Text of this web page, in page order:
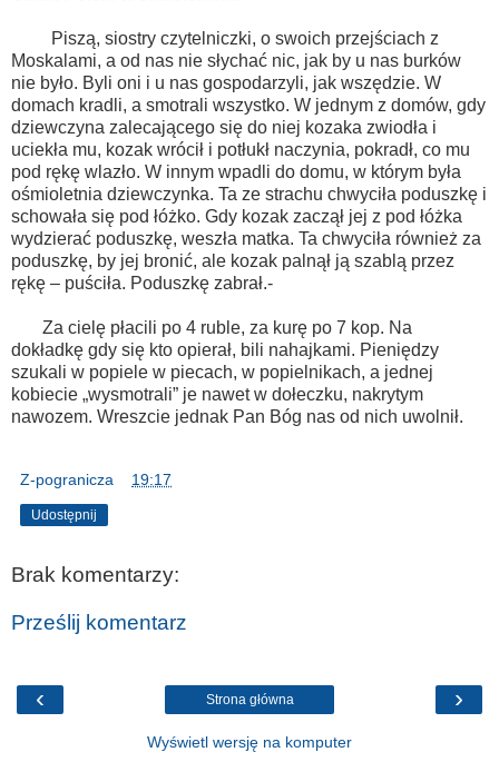
Piszą, siostry czytelniczki, o swoich przejściach z
Moskalami, a od nas nie słychać nic, jak by u nas burków
nie było. Byli oni i u nas gospodarzyli, jak wszędzie. W
domach kradli, a smotrali wszystko. W jednym z domów, gdy
dziewczyna zalecającego się do niej kozaka zwiodła i
uciekła mu, kozak wrócił i potłukł naczynia, pokradł, co mu
pod rękę wlazło. W innym wpadli do domu, w którym była
ośmioletnia dziewczynka. Ta ze strachu chwyciła poduszkę i
schowała się pod łóżko. Gdy kozak zaczął jej z pod łóżka
wydzierać poduszkę, weszła matka. Ta chwyciła również za
poduszkę, by jej bronić, ale kozak palnął ją szablą przez
rękę – puściła. Poduszkę zabrał.-
Za cielę płacili po 4 ruble, za kurę po 7 kop. Na
dokładkę gdy się kto opierał, bili nahajkami. Pieniędzy
szukali w popiele w piecach, w popielnikach, a jednej
kobiecie „wysmotrali” je nawet w dołeczku, nakrytym
nawozem. Wreszcie jednak Pan Bóg nas od nich uwolnił.
Z-pogranicza 19:17
Udostępnij
Brak komentarzy:
Prześlij komentarz
‹ ›
Strona główna
Wyświetl wersję na komputer